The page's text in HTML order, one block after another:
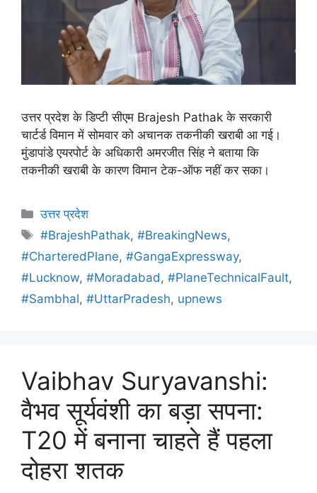
उत्तर प्रदेश के डिप्टी सीएम Brajesh Pathak के सरकारी
चार्टर्ड विमान में सोमवार को अचानक तकनीकी खराबी आ गई।
मुंडापांडे एयरपोर्ट के अधिकारी अमरजीत सिंह ने बताया कि
तकनीकी खराबी के कारण विमान टेक-ऑफ नहीं कर सका।
उत्तर प्रदेश
#BrajeshPathak,#BreakingNews,
#CharteredPlane, #GangaExpressway,
#Lucknow, #Moradabad , #PlaneTechnicalFault,
#Sambhal, #UttarPradesh, upnews
Vaibhav Suryavanshi:
वैभव सूर्यवंशी का बड़ा सपना:
T20 में बनाना चाहते हैं पहला
दोहरा शतक